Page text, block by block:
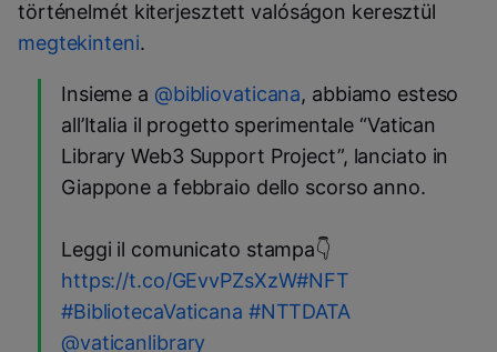
történelmét kiterjesztett valóságon keresztül
megtekinteni.
Insieme a @bibliovaticana, abbiamo esteso
all’Italia il progetto sperimentale “Vatican
Library Web3 Support Project”, lanciato in
Giappone a febbraio dello scorso anno.
Leggi il comunicato stampa👇
https://t.co/GEvvPZsXzW#NFT
#BibliotecaVaticana #NTTDATA
@vaticanlibrary